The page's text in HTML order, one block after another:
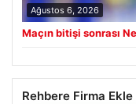
Ağustos 6, 2026
Maçın bitişi sonrası
Rehbere Firma Ekle